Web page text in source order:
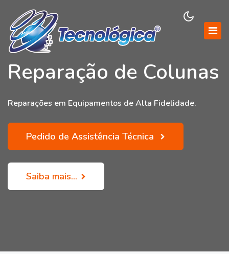
Reparação de Colunas
Reparações em Equipamentos de Alta Fidelidade.
Pedido de Assistência Técnica
Saiba mais...